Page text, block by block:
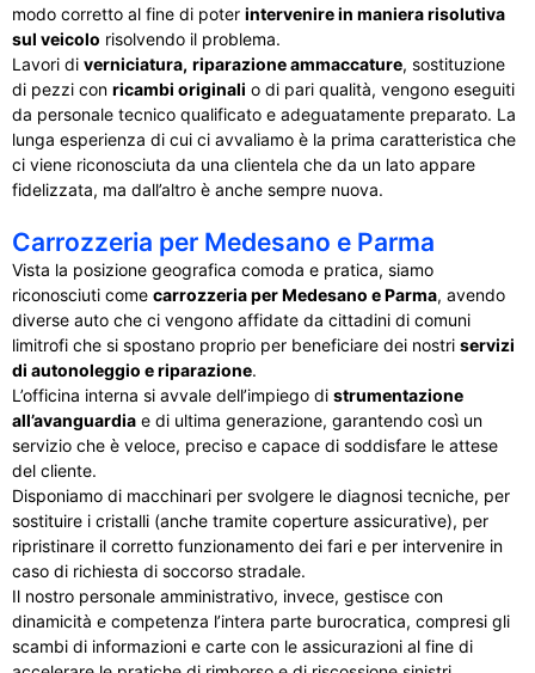
modo corretto al fine di poter intervenire in maniera risolutiva
sul veicolo risolvendo il problema.
Lavori di verniciatura, riparazione ammaccature, sostituzione
di pezzi con ricambi originali o di pari qualità, vengono eseguiti
da personale tecnico qualificato e adeguatamente preparato. La
lunga esperienza di cui ci avvaliamo è la prima caratteristica che
ci viene riconosciuta da una clientela che da un lato appare
fidelizzata, ma dall’altro è anche sempre nuova.
Carrozzeria per Medesano e Parma
Vista la posizione geografica comoda e pratica, siamo
riconosciuti come carrozzeria per Medesano e Parma, avendo
diverse auto che ci vengono affidate da cittadini di comuni
limitrofi che si spostano proprio per beneficiare dei nostri servizi
di autonoleggio e riparazione.
L’officina interna si avvale dell’impiego di strumentazione
all’avanguardia e di ultima generazione, garantendo così un
servizio che è veloce, preciso e capace di soddisfare le attese
del cliente.
Disponiamo di macchinari per svolgere le diagnosi tecniche, per
sostituire i cristalli (anche tramite coperture assicurative), per
ripristinare il corretto funzionamento dei fari e per intervenire in
caso di richiesta di soccorso stradale.
Il nostro personale amministrativo, invece, gestisce con
dinamicità e competenza l’intera parte burocratica, compresi gli
scambi di informazioni e carte con le assicurazioni al fine di